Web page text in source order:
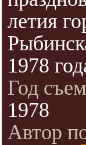
летия
1978
Год
1978
Автор